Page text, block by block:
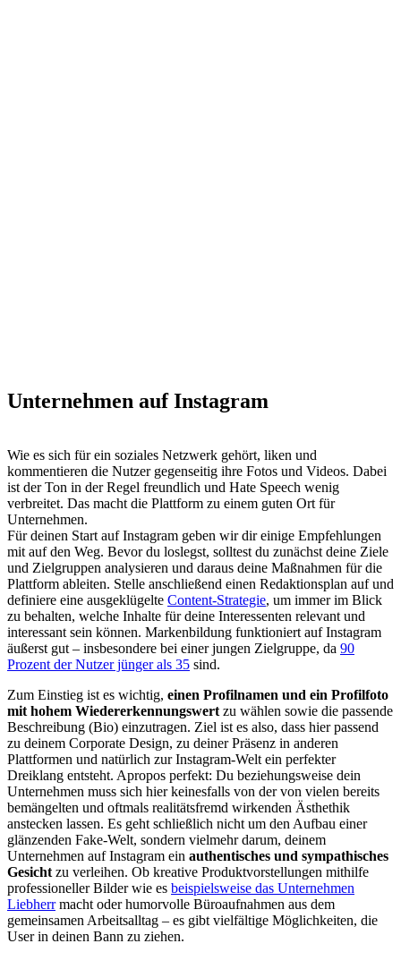
Unternehmen auf Instagram
Wie es sich für ein soziales Netzwerk gehört, liken und
kommentieren die Nutzer gegenseitig ihre Fotos und Videos. Dabei
ist der Ton in der Regel freundlich und Hate Speech wenig
verbreitet. Das macht die Plattform zu einem guten Ort für
Unternehmen.
Für deinen Start auf Instagram geben wir dir einige Empfehlungen
mit auf den Weg. Bevor du loslegst, solltest du zunächst deine Ziele
und Zielgruppen analysieren und daraus deine Maßnahmen für die
Plattform ableiten. Stelle anschließend einen Redaktionsplan auf und
definiere eine ausgeklügelte Content-Strategie, um immer im Blick
zu behalten, welche Inhalte für deine Interessenten relevant und
interessant sein können. Markenbildung funktioniert auf Instagram
äußerst gut – insbesondere bei einer jungen Zielgruppe, da 90
Prozent der Nutzer jünger als 35 sind.
Zum Einstieg ist es wichtig, einen Profilnamen und ein Profilfoto
mit hohem Wiedererkennungswert zu wählen sowie die passende
Beschreibung (Bio) einzutragen. Ziel ist es also, dass hier passend
zu deinem Corporate Design, zu deiner Präsenz in anderen
Plattformen und natürlich zur Instagram-Welt ein perfekter
Dreiklang entsteht. Apropos perfekt: Du beziehungsweise dein
Unternehmen muss sich hier keinesfalls von der von vielen bereits
bemängelten und oftmals realitätsfremd wirkenden Ästhethik
anstecken lassen. Es geht schließlich nicht um den Aufbau einer
glänzenden Fake-Welt, sondern vielmehr darum, deinem
Unternehmen auf Instagram ein authentisches und sympathisches
Gesicht zu verleihen. Ob kreative Produktvorstellungen mithilfe
professioneller Bilder wie es beispielsweise das Unternehmen
Liebherrmacht oder humorvolle Büroaufnahmen aus dem
gemeinsamen Arbeitsalltag – es gibt vielfältige Möglichkeiten, die
User in deinen Bann zu ziehen.